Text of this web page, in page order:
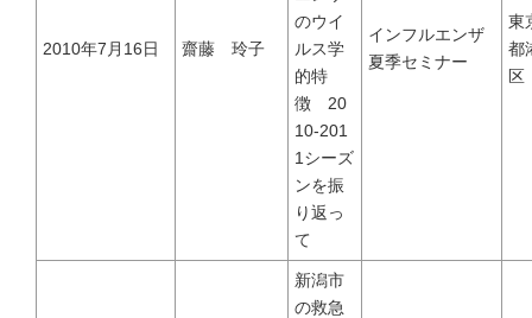
2010年7月16日 齋藤 玲子
のウイ
ルス学
的特
徴 20
10-201
1シーズ
ンを振
り返っ
て
インフルエンザ
夏季セミナー
東
都
区
新潟市
の救急